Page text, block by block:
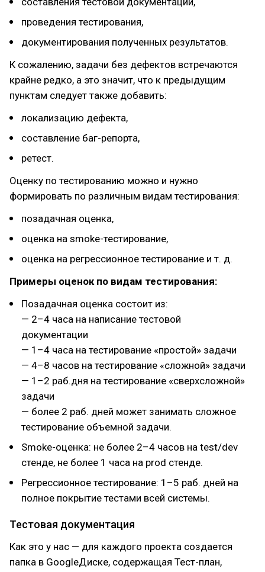
проведения тестирования,
документирования полученных результатов.
К сожалению, задачи без дефектов встречаются
крайне редко, а это значит, что к предыдущим
пунктам следует также добавить:
локализацию дефекта,
составление баг-репорта,
ретест.
Оценку по тестированию можно и нужно
формировать по различным видам тестирования:
позадачная оценка,
оценка на smoke-тестирование,
оценка на регрессионное тестирование и т. д.
Примеры оценок по видам тестирования:
Позадачная оценка состоит из:
— 2–4 часа на написание тестовой
документации
— 1–4 часа на тестирование «простой» задачи
— 4–8 часов на тестирование «сложной» задачи
— 1–2 раб.дня на тестирование «сверхсложной»
задачи
— более 2 раб. дней может занимать сложное
тестирование объемной задачи.
Smoke-оценка: не более 2–4 часов на test/dev
стенде, не более 1 часа на prod стенде.
Регрессионное тестирование: 1–5 раб. дней на
полное покрытие тестами всей системы.
Тестовая документация
Как это у нас — для каждого проекта создается
папка в GoogleДиске, содержащая Тест-план,